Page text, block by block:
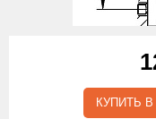
КУПИТЬ В